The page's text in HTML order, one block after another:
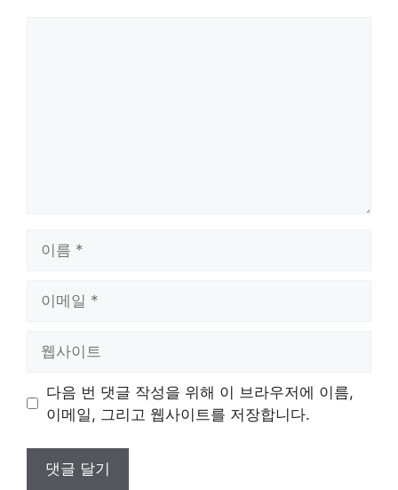
트
다음 번 댓글 작성을 위해 이 브라우저에 이름,
이메일, 그리고 웹사이트를 저장합니다.